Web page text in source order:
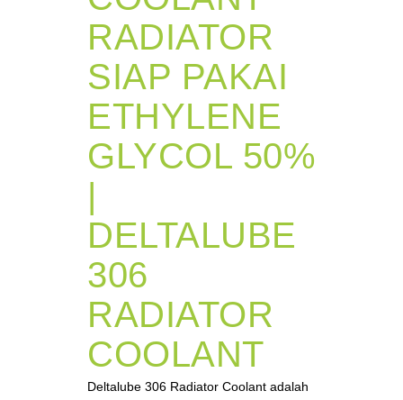
RADIATOR
SIAP PAKAI
ETHYLENE
GLYCOL 50%
|
DELTALUBE
306
RADIATOR
COOLANT
Deltalube 306 Radiator Coolant adalah